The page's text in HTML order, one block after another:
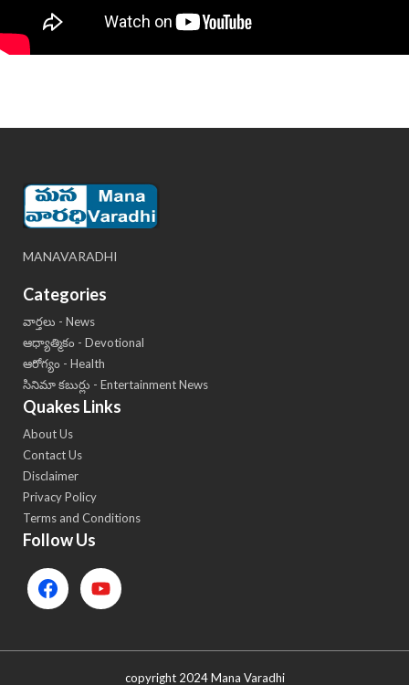
MANAVARADHI
Categories
వార్తలు - News
ఆధ్యాత్మికం - Devotional
ఆరోగ్యం - Health
సినిమా కబుర్లు - Entertainment News
Quakes Links
About Us
Contact Us
Disclaimer
Privacy Policy
Terms and Conditions
Follow Us
copyright 2024 Mana Varadhi